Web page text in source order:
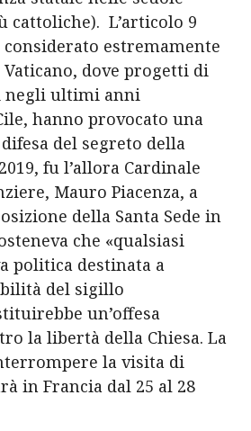
cattoliche). L’articolo 9
estremamente
dove progetti di
negli ultimi anni
hanno provocato una
del segreto della
fu l’allora Cardinale
Mauro Piacenza, a
della Santa Sede in
che «qualsiasi
politica destinata a
del sigillo
un’offesa
la libertà della Chiesa. La
la visita di
in Francia dal 25 al 28